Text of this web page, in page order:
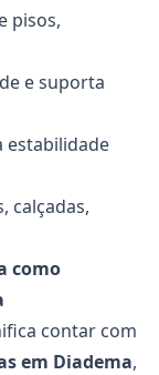
pisos,
e suporta
estabilidade
calçadas,
como
contar com
em Diadema,